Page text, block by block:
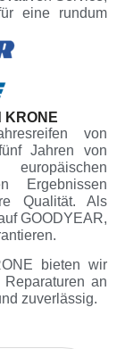
eine rundum
KRONE
von
Jahren von
Ergebnissen
Qualität. Als
GOODYEAR,
bieten wir
Reparaturen an
zuverlässig.